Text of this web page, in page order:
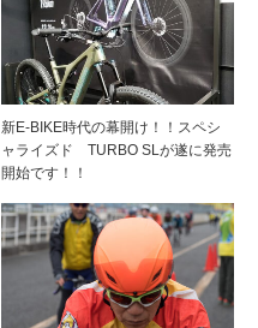
新E-BIKE時代の幕開け！！スペシ
ャライズド TURBO SLが遂に発売
開始です！！